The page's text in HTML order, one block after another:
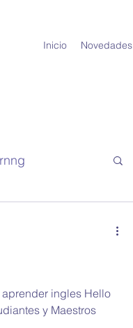
Inicio Novedades
ingles Hello
y Maestros